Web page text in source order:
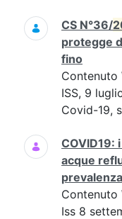
CS N°36/
protegge
fino
Contenuto
ISS, 9
Covid-19,
COVID19:
acque
Contenuto
Iss 8